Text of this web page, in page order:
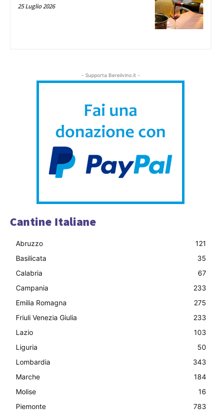
25 Luglio 2026
- Supporta Bereilvino.it -
Cantine Italiane
Abruzzo
121
Basilicata
35
Calabria
67
Campania
233
Emilia Romagna
275
Friuli Venezia Giulia
233
Lazio
103
Liguria
50
Lombardia
343
Marche
184
Molise
16
Piemonte
783